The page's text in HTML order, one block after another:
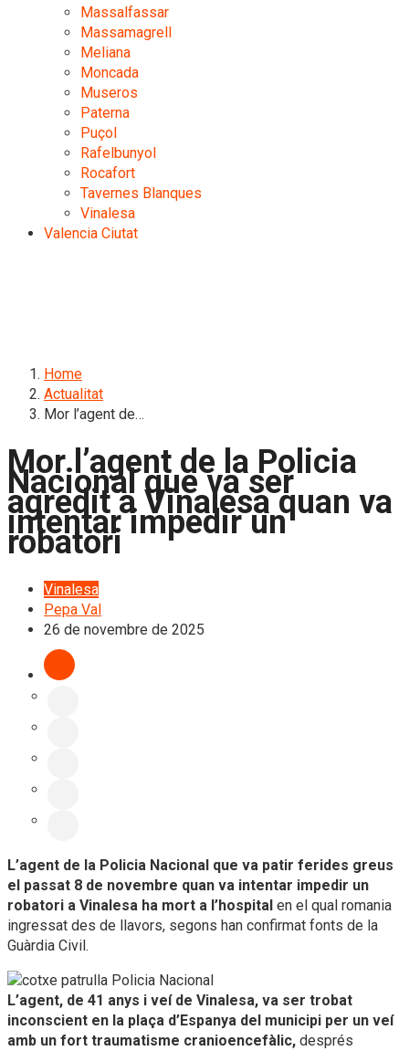
Massalfassar
Massamagrell
Meliana
Moncada
Museros
Paterna
Puçol
Rafelbunyol
Rocafort
Tavernes Blanques
Vinalesa
Valencia Ciutat
Home
Actualitat
Mor l’agent de…
Mor l’agent de la Policia
Nacional que va ser
agredit a Vinalesa quan va
intentar impedir un
robatori
Vinalesa
Pepa Val
26 de novembre de 2025
L’agent de la Policia Nacional que va patir ferides greus
el passat 8 de novembre quan va intentar impedir un
robatori a Vinalesa ha mort a l’hospital en el qual romania
ingressat des de llavors, segons han confirmat fonts de la
Guàrdia Civil.
L’agent, de 41 anys i veí de Vinalesa, va ser trobat
inconscient en la plaça d’Espanya del municipi per un veí
amb un fort traumatisme cranioencefàlic, després